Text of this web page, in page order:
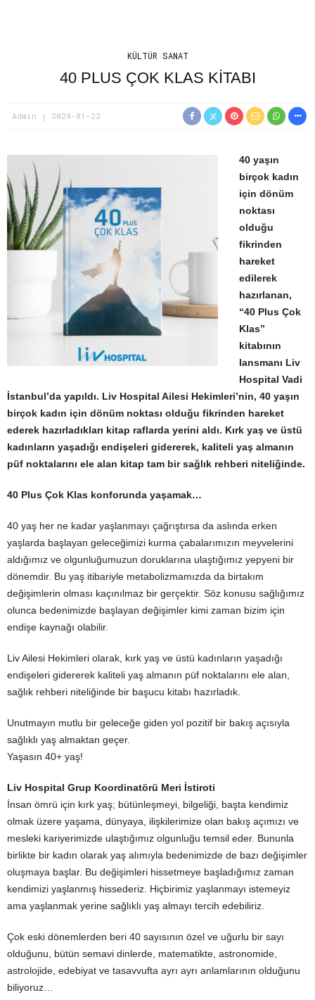
KÜLTÜR SANAT
40 PLUS ÇOK KLAS KİTABI
Admin 2024-01-22
40 yaşın
birçok kadın
için dönüm
noktası
olduğu
fikrinden
hareket
edilerek
hazırlanan,
“40 Plus Çok
Klas”
kitabının
lansmanı Liv
Hospital Vadi
İstanbul’da yapıldı. Liv Hospital Ailesi Hekimleri’nin, 40 yaşın
birçok kadın için dönüm noktası olduğu fikrinden hareket
ederek hazırladıkları kitap raflarda yerini aldı. Kırk yaş ve üstü
kadınların yaşadığı endişeleri gidererek, kaliteli yaş almanın
püf noktalarını ele alan kitap tam bir sağlık rehberi niteliğinde.
40 Plus Çok Klas konforunda yaşamak…
40 yaş her ne kadar yaşlanmayı çağrıştırsa da aslında erken
yaşlarda başlayan geleceğimizi kurma çabalarımızın meyvelerini
aldığımız ve olgunluğumuzun doruklarına ulaştığımız yepyeni bir
dönemdir. Bu yaş itibariyle metabolizmamızda da birtakım
değişimlerin olması kaçınılmaz bir gerçektir. Söz konusu sağlığımız
olunca bedenimizde başlayan değişimler kimi zaman bizim için
endişe kaynağı olabilir.
Liv Ailesi Hekimleri olarak, kırk yaş ve üstü kadınların yaşadığı
endişeleri gidererek kaliteli yaş almanın püf noktalarını ele alan,
sağlık rehberi niteliğinde bir başucu kitabı hazırladık.
Unutmayın mutlu bir geleceğe giden yol pozitif bir bakış açısıyla
sağlıklı yaş almaktan geçer.
Yaşasın 40+ yaş!
Liv Hospital Grup Koordinatörü Meri İstiroti
İnsan ömrü için kırk yaş; bütünleşmeyi, bilgeliği, başta kendimiz
olmak üzere yaşama, dünyaya, ilişkilerimize olan bakış açımızı ve
mesleki kariyerimizde ulaştığımız olgunluğu temsil eder. Bununla
birlikte bir kadın olarak yaş alımıyla bedenimizde de bazı değişimler
oluşmaya başlar. Bu değişimleri hissetmeye başladığımız zaman
kendimizi yaşlanmış hissederiz. Hiçbirimiz yaşlanmayı istemeyiz
ama yaşlanmak yerine sağlıklı yaş almayı tercih edebiliriz.
Çok eski dönemlerden beri 40 sayısının özel ve uğurlu bir sayı
olduğunu, bütün semavi dinlerde, matematikte, astronomide,
astrolojide, edebiyat ve tasavvufta ayrı ayrı anlamlarının olduğunu
biliyoruz…